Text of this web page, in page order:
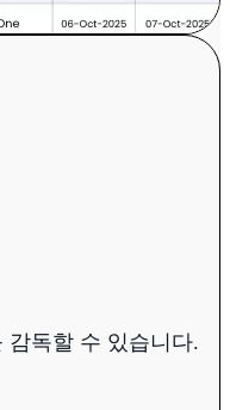
감독할 수 있습니다.